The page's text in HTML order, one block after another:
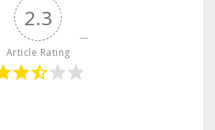
2.3
Article Rating